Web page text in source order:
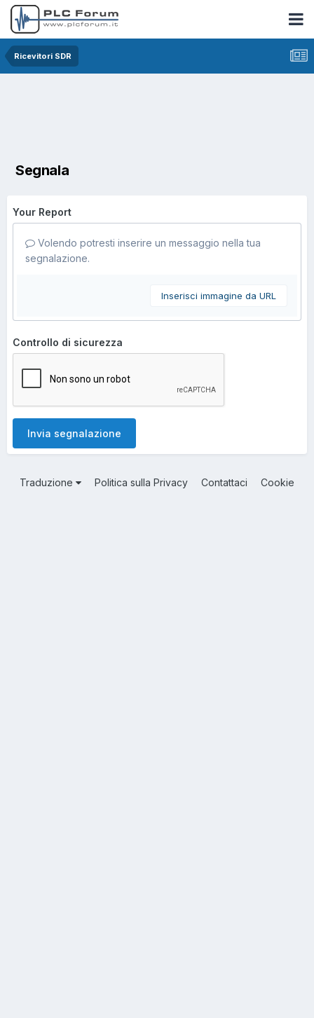
Ricevitori SDR
Segnala
Your Report
Volendo potresti inserire un messaggio nella tua
segnalazione.
Inserisci immagine da URL
Controllo di sicurezza
Invia segnalazione
Traduzione Politica sulla Privacy Contattaci Cookie